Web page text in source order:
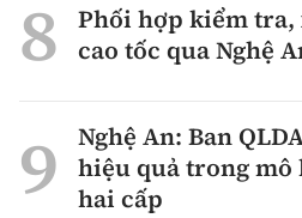
Phối hợp kiểm
cao tốc qua Nghệ
Nghệ An: Ban
hiệu quả trong
hai cấp